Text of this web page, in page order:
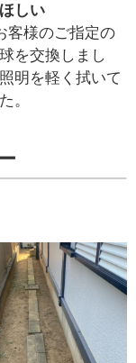
しい
客様のご指定の
を交換しまし
明を軽く拭いて
。